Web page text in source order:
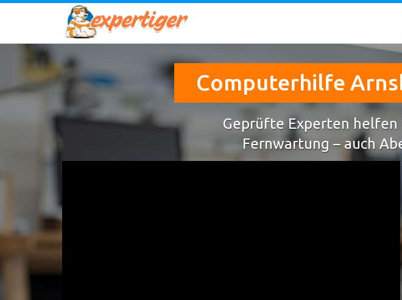
Computerhilfe
Geprüfte Experten
Fernwartung – auch